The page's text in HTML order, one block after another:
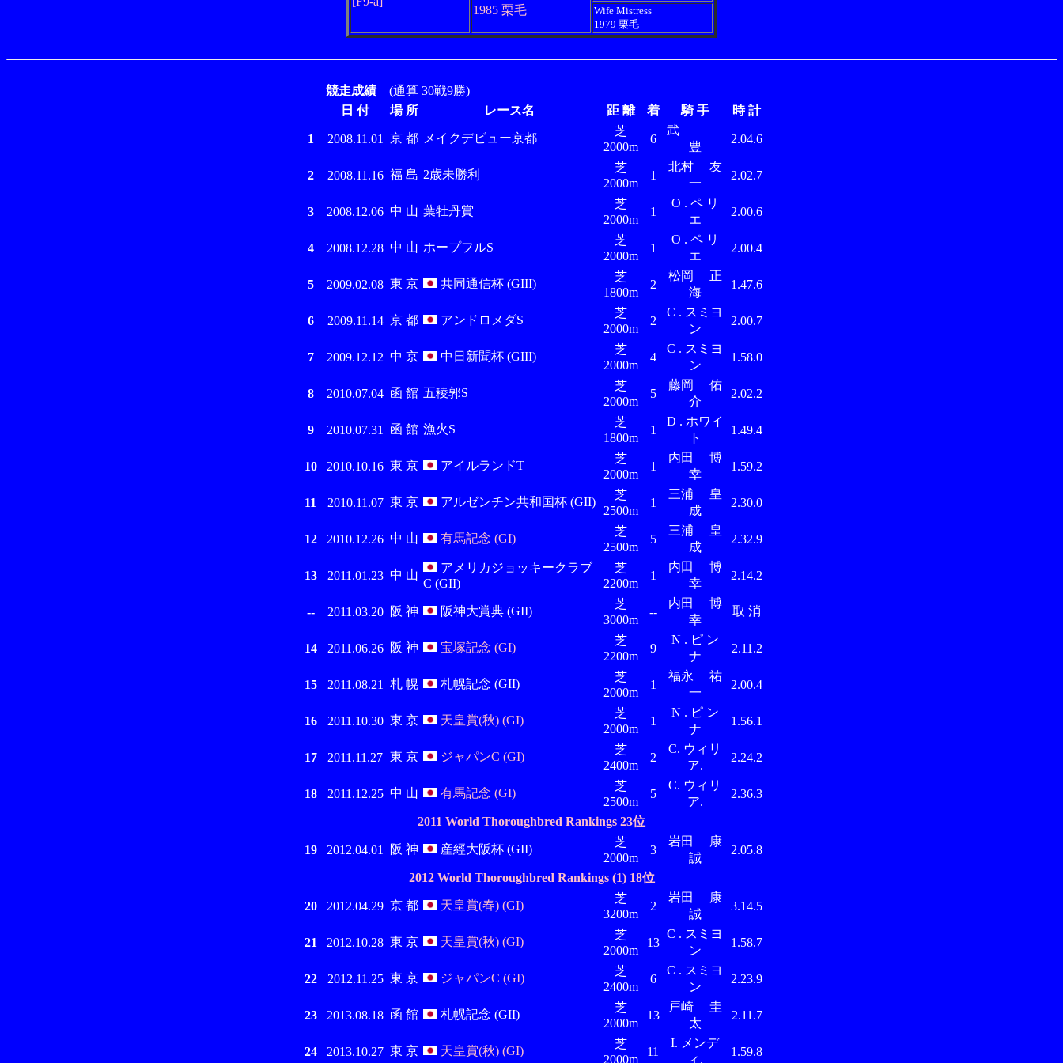
1985 栗毛
Wife Mistress
1979 栗毛
競走成績(通算 30戦9勝)
日 付
場 所 レース名 距 離 着 騎 手 時 計
1 2008.11.01 京 都 メイクデビュー京都
芝
2000m
6
武
豊
2.04.6
2 2008.11.16 福 島 2歳未勝利
芝
2000m
1
北村 友
一
2.02.7
3 2008.12.06 中 山 葉牡丹賞
芝
2000m
1
O . ペ リ
エ
2.00.6
4 2008.12.28 中 山 ホープフルS
芝
2000m
1
O . ペ リ
エ
2.00.4
5 2009.02.08 東 京 共同通信杯 (GIII)
芝
1800m
2
松岡 正
海
1.47.6
6 2009.11.14 京 都 アンドロメダS
芝
2000m
2
C . スミヨ
ン
2.00.7
7 2009.12.12 中 京 中日新聞杯 (GIII)
芝
2000m
4
C . スミヨ
ン
1.58.0
8 2010.07.04 函 館 五稜郭S
芝
2000m
5
藤岡 佑
介
2.02.2
9 2010.07.31 函 館 漁火S
芝
1800m
1
D . ホワイ
ト
1.49.4
10 2010.10.16 東 京 アイルランドT
芝
2000m
1
内田 博
幸
1.59.2
11 2010.11.07 東 京 アルゼンチン共和国杯 (GII)
芝
2500m
1
三浦 皇
成
2.30.0
12 2010.12.26 中 山 有馬記念 (GI)
芝
2500m
5
三浦 皇
成
2.32.9
13 2011.01.23 中 山
アメリカジョッキークラブ
C (GII)
芝
2200m
1
内田 博
幸
2.14.2
-- 2011.03.20 阪 神 阪神大賞典 (GII)
芝
3000m
--
内田 博
幸
取 消
14 2011.06.26 阪 神 宝塚記念 (GI)
芝
2200m
9
N . ピ ン
ナ
2.11.2
15 2011.08.21 札 幌 札幌記念 (GII)
芝
2000m
1
福永 祐
一
2.00.4
16 2011.10.30 東 京 天皇賞(秋) (GI)
芝
2000m
1
N . ピ ン
ナ
1.56.1
17 2011.11.27 東 京 ジャパンC (GI)
芝
2400m
2
C. ウィリ
ア.
2.24.2
18 2011.12.25 中 山 有馬記念 (GI)
芝
2500m
5
C. ウィリ
ア.
2.36.3
2011 World Thoroughbred Rankings 23位
19 2012.04.01 阪 神 産經大阪杯 (GII)
芝
2000m
3
岩田 康
誠
2.05.8
2012 World Thoroughbred Rankings (1) 18位
20 2012.04.29 京 都 天皇賞(春) (GI)
芝
3200m
2
岩田 康
誠
3.14.5
21 2012.10.28 東 京 天皇賞(秋) (GI)
芝
2000m
13
C . スミヨ
ン
1.58.7
22 2012.11.25 東 京 ジャパンC (GI)
芝
2400m
6
C . スミヨ
ン
2.23.9
23 2013.08.18 函 館 札幌記念 (GII)
芝
2000m
13
戸崎 圭
太
2.11.7
24 2013.10.27 東 京 天皇賞(秋) (GI)
芝
2000m
11
I. メンデ
ィ.
1.59.8